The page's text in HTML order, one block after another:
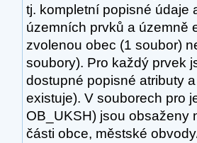
tj. kompletní popisné údaje
územních prvků a územně
zvolenou obec (1 soubor)
soubory). Pro každý prvek
dostupné popisné atributy
existuje). V souborech pro
OB_UKSH) jsou obsaženy
části obce, městské